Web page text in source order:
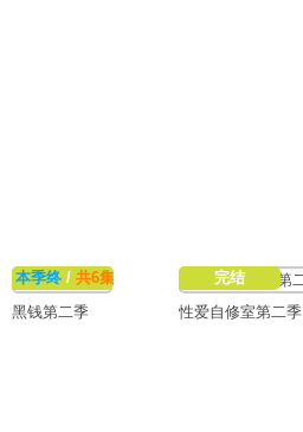
本季终 / 共6集
黑钱第二季
完结
性爱自修室第二季